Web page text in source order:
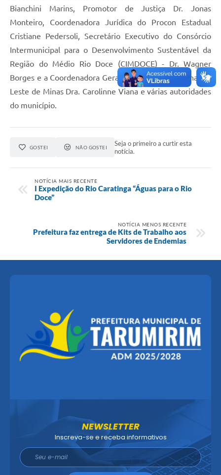
Bianchini Marins, Promotor de Justiça Dr. Jonas
Monteiro, Coordenadora Jurídica do Procon Estadual
Cristiane Pedersoli, Secretário Executivo do Consórcio
Intermunicipal para o Desenvolvimento Sustentável da
Região do Médio Rio Doce (CIMDOCE) - Dr. Wagner
Borges e a Coordenadora Geral do PROCON Regional do
Leste de Minas Dra. Carolinne Viana e várias autoridades
do município.
GOSTEI NÃO GOSTEI
Seja o primeiro a curtir esta
notícia.
NOTÍCIA MAIS RECENTE
I Expedição do Rio Caratinga “Águas para o Rio
Doce”
NOTÍCIA MENOS RECENTE
Prefeitura faz entrega de Kits de Trabalho aos
Servidores de Endemias
NEWSLETTER
Inscreva-se e receba informativos